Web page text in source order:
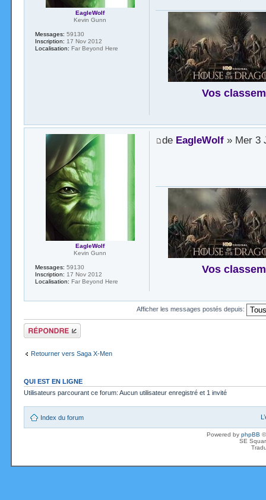
Vos
EagleWolf
Kevin Gunn
Messages: 59130
Inscription: 17 Nov 2012
Localisation: Far Beyond Here
de EagleWolf» Mer 3
Vos
EagleWolf
Kevin Gunn
Messages: 59130
Inscription: 17 Nov 2012
Localisation: Far Beyond Here
Afficher les messages postés depuis:
Répondre
Retourner vers Saga X-Men
QUI EST EN LIGNE
Utilisateurs parcourant ce forum: Aucun utilisateur enregistré et 1 invité
Index du forum
Powered by phpBB
SE